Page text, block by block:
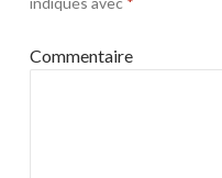
Commentaire